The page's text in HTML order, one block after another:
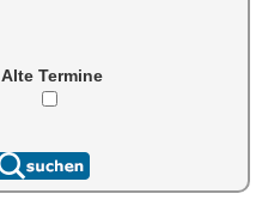
Alte Termine